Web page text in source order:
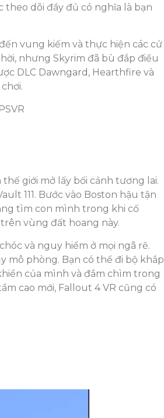
dõi đầy đủ có nghĩa là bạn
vung kiếm và thực hiện các cử
nhưng Skyrim đã bù đắp điều
DLC Dawngard, Hearthfire và
giới mở lấy bối cảnh tương lai.
111. Bước vào Boston hậu tận
tìm con mình trong khi cố
vùng đất hoang này.
và nguy hiểm ở mọi ngã rẽ.
mô phòng. Bạn có thể đi bộ khắp
của mình và đắm chìm trong
cao mới, Fallout 4 VR cũng có